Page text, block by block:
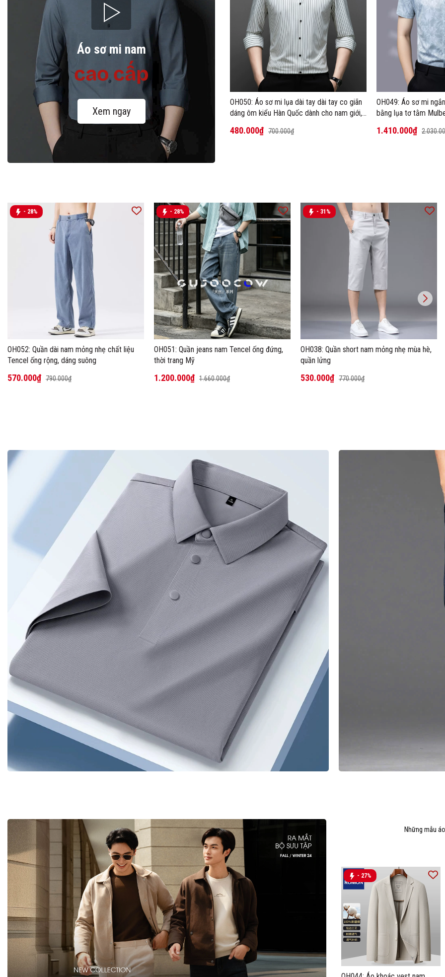
Áo sơ mi nam
cao cấp
Xem ngay
OH050: Áo sơ mi lụa dài tay dài tay co giãn
dáng ôm kiểu Hàn Quốc dành cho nam giới,
480.000₫ 700.000₫
OH049: Áo sơ mi
bằng lụa tơ tằm
1.410.000₫
- 28%
OH052: Quần dài nam mỏng nhẹ chất liệu
Tencel ống rộng, dáng suông
570.000₫ 790.000₫
- 28%
OH051: Quần jeans nam Tencel ống đứng,
thời trang Mỹ
1.200.000₫ 1.660.000₫
- 31%
OH038: Quần short nam mỏng nhẹ mùa hè,
quần lửng
530.000₫ 770.000₫
Những mẫu
- 27%